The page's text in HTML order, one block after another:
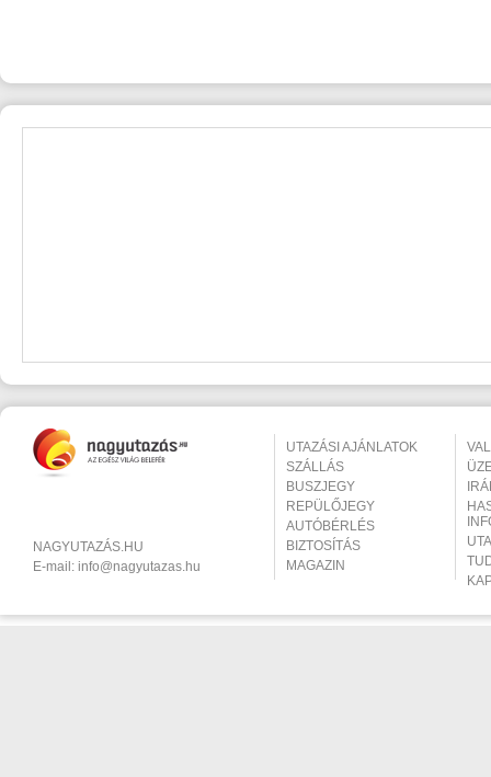
NAGYUTAZÁS.HU
E-mail: info@nagyutazas.hu
UTAZÁSI AJÁNLATOK
SZÁLLÁS
BUSZJEGY
REPÜLŐJEGY
AUTÓBÉRLÉS
BIZTOSÍTÁS
MAGAZIN